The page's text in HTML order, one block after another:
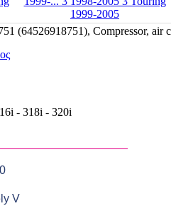
(64526918751), Compressor, air
- 318i - 320i
V